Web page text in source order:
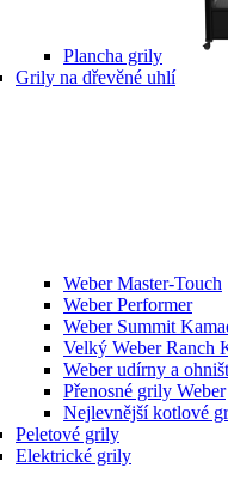
Plancha grily
Grily na dřevěné uhlí
Weber Master-Touch
Weber Performer
Weber Summit
Velký Weber Ranch
Weber udírny a
Přenosné grily Weber
Nejlevnější kotlové
Peletové grily
Elektrické grily